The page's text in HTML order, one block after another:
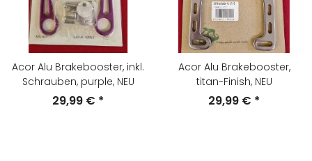
Acor Alu Brakebooster, inkl.
Schrauben, purple, NEU
29,99 € *
Acor Alu Brakebooster,
titan-Finish, NEU
29,99 € *